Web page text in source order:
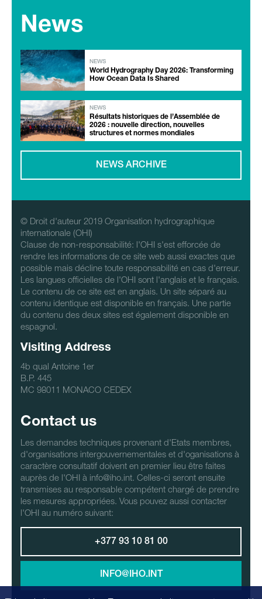
News
NEWS
World Hydrography Day 2026: Transforming
How Ocean Data Is Shared
NEWS
Résultats historiques de l’Assemblée de
2026 : nouvelle direction, nouvelles
structures et normes mondiales
NEWS ARCHIVE
© Droit d'auteur 2019 Organisation hydrographique
internationale (OHI)
Clause de non-responsabilité: l'OHI s'est efforcée de
rendre les informations de ce site web aussi exactes que
possible mais décline toute responsabilité en cas d'erreur.
Les langues officielles de l'OHI sont l'anglais et le français.
Le contenu de ce site est en anglais. Un site séparé au
contenu identique est disponible en français. Une partie
du contenu des deux sites est également disponible en
espagnol.
Visiting Address
4b qual Antoine 1er
B.P. 445
MC 98011 MONACO CEDEX
Contact us
Les demandes techniques provenant d'Etats membres,
d'organisations intergouvernementales et d'oganisations à
caractère consultatif doivent en premier lieu être faites
auprès de l'OHI à info@iho.int. Celles-ci seront ensuite
transmises au responsable compétent chargé de prendre
les mesures appropriées. Vous pouvez aussi contacter
l'OHI au numéro suivant:
+377 93 10 81 00
INFO@IHO.INT